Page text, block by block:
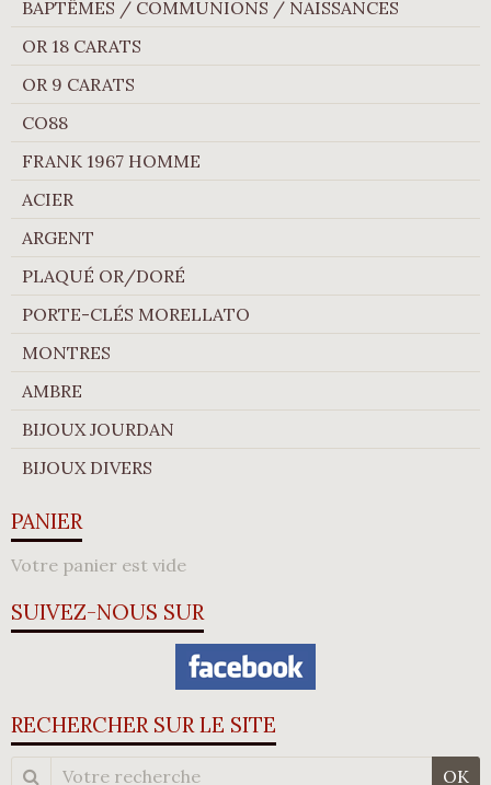
BAPTÊMES / COMMUNIONS / NAISSANCES
OR 18 CARATS
OR 9 CARATS
CO88
FRANK 1967 HOMME
ACIER
ARGENT
PLAQUÉ OR/DORÉ
PORTE-CLÉS MORELLATO
MONTRES
AMBRE
BIJOUX JOURDAN
BIJOUX DIVERS
PANIER
Votre panier est vide
SUIVEZ-NOUS SUR
RECHERCHER SUR LE SITE
OK